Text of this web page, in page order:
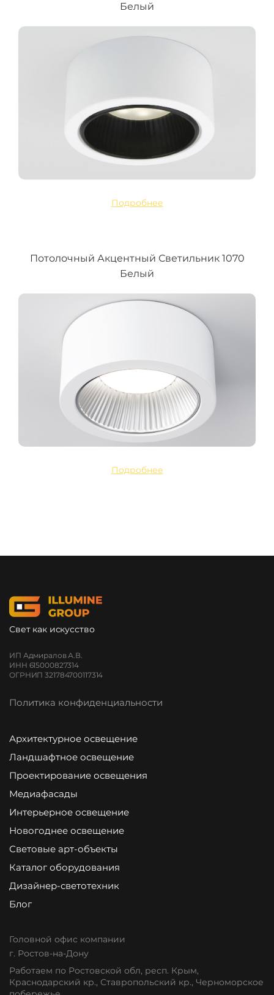
Белый
Подробнее
Потолочный Акцентный Светильник 1070
Белый
Подробнее
Свет как искусство
ИП Адмиралов А.В.
ИНН 615000827314
ОГРНИП 321784700117314
Политика конфиденциальности
Архитектурное освещение
Ландшафтное освещение
Проектирование освещения
Медиафасады
Интерьерное освещение
Новогоднее освещение
Световые арт-объекты
Каталог оборудования
Дизайнер-светотехник
Блог
Головной офис компании
г. Ростов-на-Дону
Работаем по Ростовской обл, респ. Крым,
Краснодарский кр., Ставропольский кр., Черноморское